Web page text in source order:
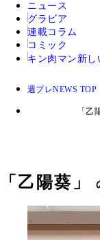
ニュース
グラビア
連載コラム
コミック
キン肉マン 新し
週プレNEWS TOP
「
「 乙陽葵 」